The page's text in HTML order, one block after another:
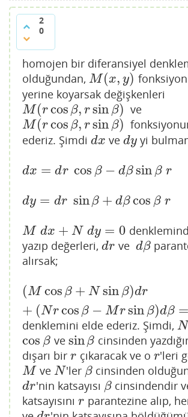
2
0
homojen bir diferansiyel
olduğundan, M(x, y)
M(x,y)
yerine koyarsak değişkenleri
M(r cos β, rsin β)
M(rcosβ,r sinβ) ve
M(r cos β, rsin β)
M(rcosβ,r sinβ)
ederiz. Şimdi dx
dx vedy
dy yi
dx = dr cos β − dβsin β r
dx= dr cos β−dβ sinβ r
dy = dr sin β + dβ cos β r
dy= dr sinβ +dβcosβr
M dx + N dy = 0
Md x+N dy =0
yazıp değerleri, dr
dr ve dβ
dβ
alırsak;
(M cos β + N sin β)dr
+ (Nrcos β − Mrsin β)dβ =
(Mcosβ+ N sin β)dr+(Nrcos
denklemini elde ederiz. Şimdi, N
N
cos β
cos β ve sin β
sinβ cinsinden
dışarı bir r
r çıkaracak ve o r
r'leri
M
M veN
N 'ler β
β cinsinden
dr
dr 'nin katsayısı β
βcinsindendir
katsayısını r
r parantezine alıp,